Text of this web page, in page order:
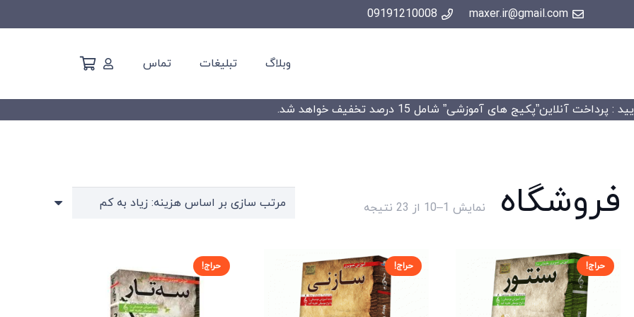
maxer.ir@gmail.com
09191210008
وبلاگ تبلیغات تماس
: پرداخت آنلاین”پکیج های آموزشی” شامل 15 درصد تخفیف خواهد شد.
فروشگاه نمایش 1–10 از 23 نتیجه
Sorted
high
to
low
حراج! حراج! حراج!